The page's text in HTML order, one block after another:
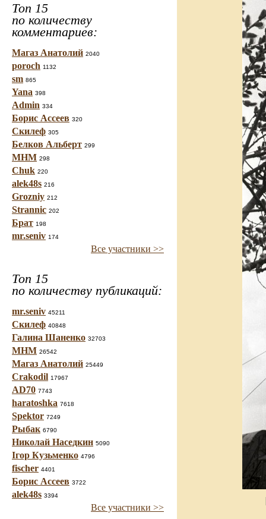
Топ 15
по количеству
комментариев:
Магаз Анатолий 2040
poroch 1132
sm 865
Yana 398
Admin 334
Борис Ассеев 320
Скилеф 305
Белков Альберт 299
МНМ 298
Chuk 220
alek48s 216
Grozniy 212
Strannic 202
Брат 198
mr.seniv 174
Все участники >>
Топ 15
по количеству публикаций:
mr.seniv 45211
Скилеф 40848
Галина Шаненко 32703
МНМ 26542
Магаз Анатолий 25449
Crakodil 17967
AD70 7743
haratoshka 7618
Spektor 7249
Рыбак 6790
Николай Наседкин 5090
Ігор Кузьменко 4796
fischer 4401
Борис Ассеев 3722
alek48s 3394
Все участники >>